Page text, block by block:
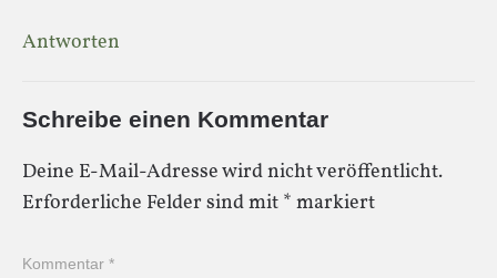
Antworten
Schreibe einen Kommentar
Deine E-Mail-Adresse wird nicht veröffentlicht.
Erforderliche Felder sind mit * markiert
Kommentar *